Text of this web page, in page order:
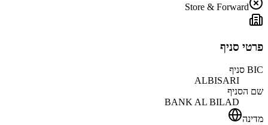
Store & Forward
פרטי סניף
BIC סניף
ALBISARI
שם הסניף
BANK AL BILAD
מדינה